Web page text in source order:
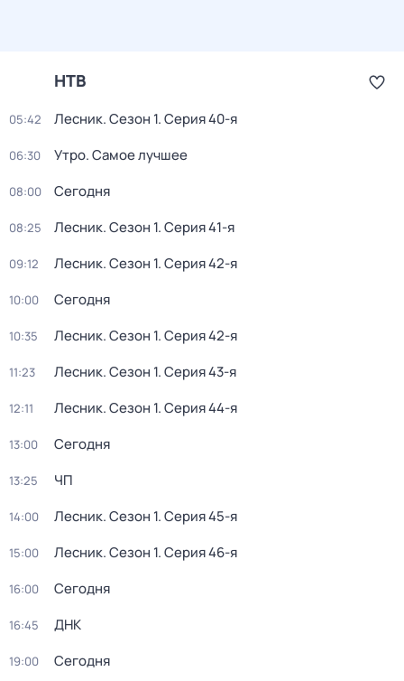
НТВ
05:42 Лесник. Сезон 1. Серия 40-я
06:30 Утро. Самое лучшее
08:00 Сегодня
08:25 Лесник. Сезон 1. Серия 41-я
09:12 Лесник. Сезон 1. Серия 42-я
10:00 Сегодня
10:35 Лесник. Сезон 1. Серия 42-я
11:23 Лесник. Сезон 1. Серия 43-я
12:11 Лесник. Сезон 1. Серия 44-я
13:00 Сегодня
13:25 ЧП
14:00 Лесник. Сезон 1. Серия 45-я
15:00 Лесник. Сезон 1. Серия 46-я
16:00 Сегодня
16:45 ДНК
19:00 Сегодня